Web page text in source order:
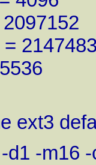
ext3
d1 -m16